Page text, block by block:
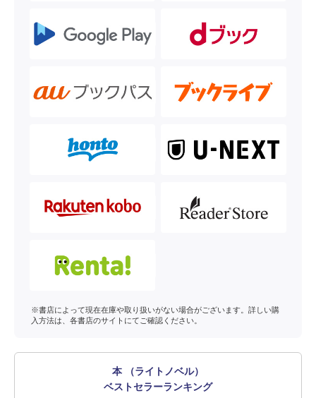
※書店によって現在在庫や取り扱いがない場合がございます。詳しい購
入方法は、各書店のサイトにてご確認ください。
本 （ライトノベル）
ベストセラーランキング